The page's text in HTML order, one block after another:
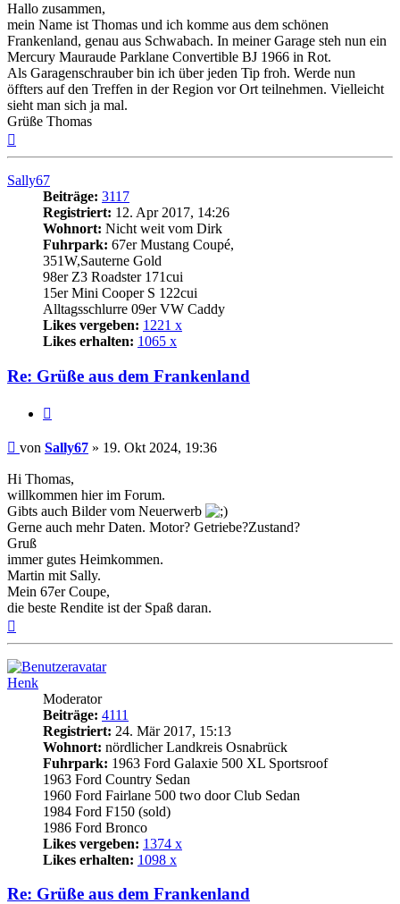
Hallo zusammen,
mein Name ist Thomas und ich komme aus dem schönen
Frankenland, genau aus Schwabach. In meiner Garage steh nun ein
Mercury Mauraude Parklane Convertible BJ 1966 in Rot.
Als Garagenschrauber bin ich über jeden Tip froh. Werde nun
öffters auf den Treffen in der Region vor Ort teilnehmen. Vielleicht
sieht man sich ja mal.
Grüße Thomas
Sally67
Beiträge: 3117
Registriert: 12. Apr 2017, 14:26
Wohnort: Nicht weit vom Dirk
Fuhrpark: 67er Mustang Coupé,
351W,Sauterne Gold
98er Z3 Roadster 171cui
15er Mini Cooper S 122cui
Alltagsschlurre 09er VW Caddy
Likes vergeben: 1221 x
Likes erhalten: 1065 x
Re: Grüße aus dem Frankenland
Beitrag
von Sally67 » 19. Okt 2024, 19:36
Hi Thomas,
willkommen hier im Forum.
Gibts auch Bilder vom Neuerwerb
Gerne auch mehr Daten. Motor? Getriebe?Zustand?
Gruß
immer gutes Heimkommen.
Martin mit Sally.
Mein 67er Coupe,
die beste Rendite ist der Spaß daran.
Henk
Moderator
Beiträge: 4111
Registriert: 24. Mär 2017, 15:13
Wohnort: nördlicher Landkreis Osnabrück
Fuhrpark: 1963 Ford Galaxie 500 XL Sportsroof
1963 Ford Country Sedan
1960 Ford Fairlane 500 two door Club Sedan
1984 Ford F150 (sold)
1986 Ford Bronco
Likes vergeben: 1374 x
Likes erhalten: 1098 x
Re: Grüße aus dem Frankenland